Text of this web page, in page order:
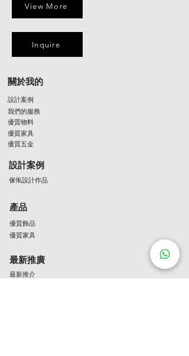
View More
Inquire
關於我的
設計案例
設計案例
我們的服務
傢俬設計作品
優質家具
優質物料
優質五金
產品
優質家具
優質飾品
最新推介
最新推廣